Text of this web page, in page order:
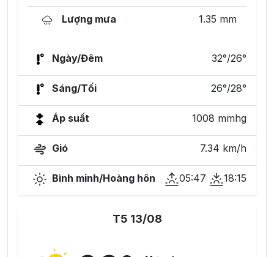
Lượng mưa 1.35 mm
Ngày/Đêm 32°/26°
Sáng/Tối 26°/28°
Áp suất 1008 mmhg
Gió 7.34 km/h
Bình minh/Hoàng hôn 05:47 18:15
T5 13/08